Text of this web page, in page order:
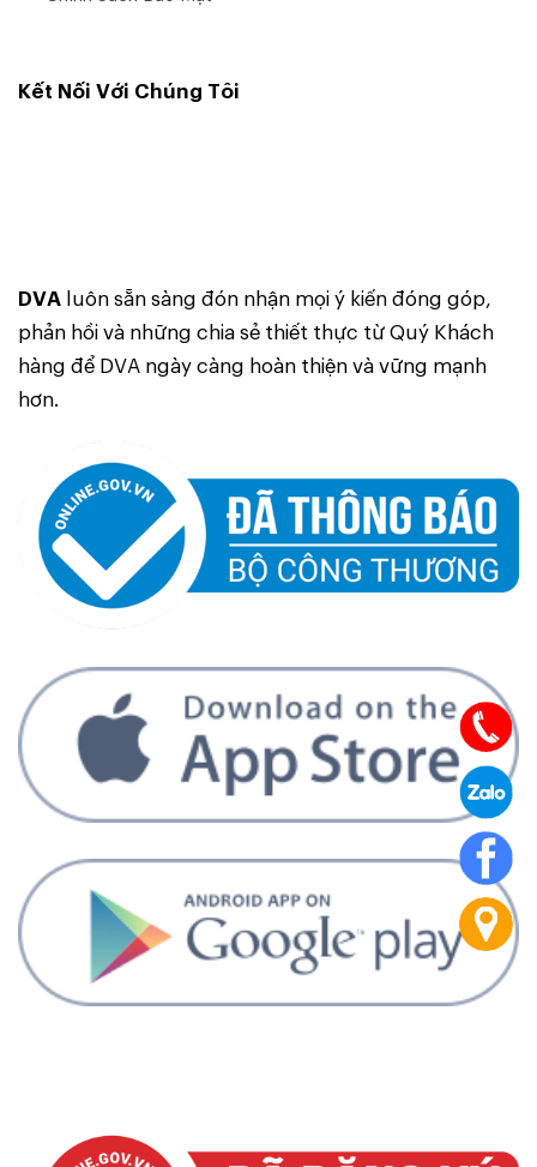
Kết Nối Với Chúng Tôi
DVA luôn sẵn sàng đón nhận mọi ý kiến đóng góp,
phản hồi và những chia sẻ thiết thực từ Quý Khách
hàng để DVA ngày càng hoàn thiện và vững mạnh
hơn.